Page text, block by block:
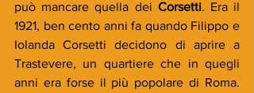
può mancare quella dei Corsetti. Era il
1921, ben cento anni fa quando Filippo e
Iolanda Corsetti decidono di aprire a
Trastevere, un quartiere che in quegli
anni era forse il più popolare di Roma.